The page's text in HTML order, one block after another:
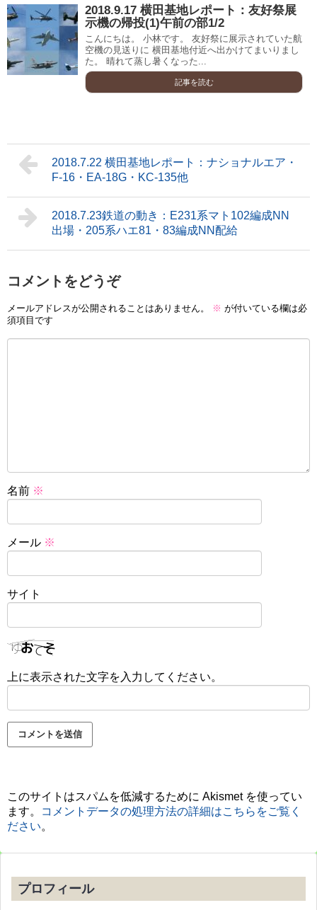
2018.9.17 横田基地レポート：友好祭展
示機の帰投(1)午前の部1/2
こんにちは。 小林です。 友好祭に展示されていた航
空機の見送りに 横田基地付近へ出かけてまいりまし
た。 晴れて蒸し暑くなった...
記事を読む
2018.7.22 横田基地レポート：ナショナルエア・
F-16・EA-18G・KC-135他
2018.7.23鉄道の動き：E231系マト102編成NN
出場・205系ハエ81・83編成NN配給
コメントをどうぞ
メールアドレスが公開されることはありません。 ※ が付いている欄は必
須項目です
名前 ※
メール ※
サイト
上に表示された文字を入力してください。
このサイトはスパムを低減するために Akismet を使ってい
ます。
コメントデータの処理方法の詳細はこちらをご覧く
ださい。
プロフィール